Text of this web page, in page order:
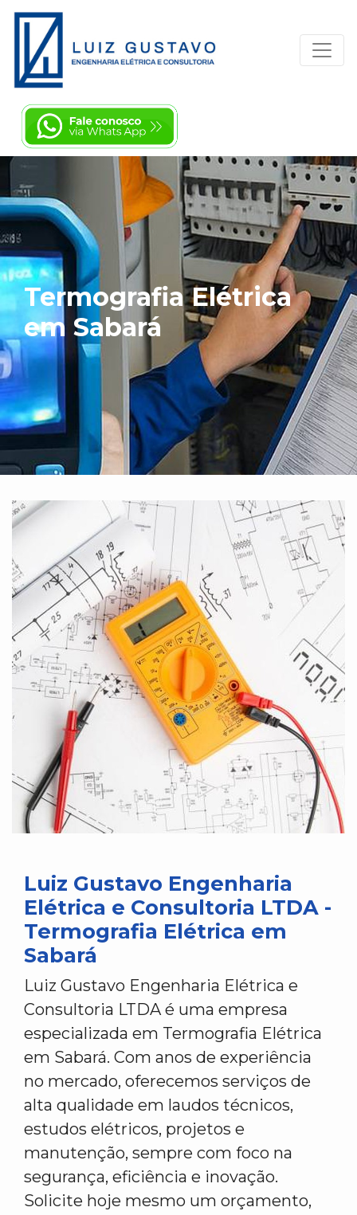
Termografia Elétrica
em Sabará
Luiz Gustavo Engenharia
Elétrica e Consultoria LTDA -
Termografia Elétrica em
Sabará
Luiz Gustavo Engenharia Elétrica e
Consultoria LTDA é uma empresa
especializada em Termografia Elétrica
em Sabará. Com anos de experiência
no mercado, oferecemos serviços de
alta qualidade em laudos técnicos,
estudos elétricos, projetos e
manutenção, sempre com foco na
segurança, eficiência e inovação.
Solicite hoje mesmo um orçamento,